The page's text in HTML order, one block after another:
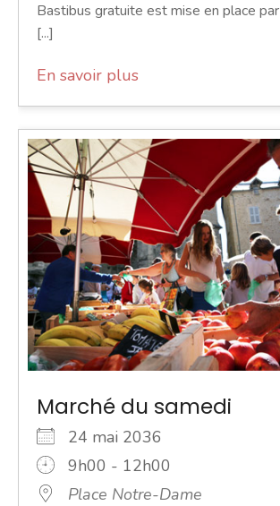
Bastibus gratuite est mise en place
[...]
En savoir plus
Marché du samedi
24 mai 2036
9h00 - 12h00
Place Notre-Dame